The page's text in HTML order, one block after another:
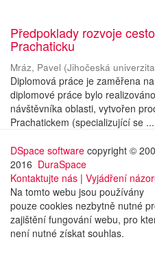
Předpoklady rozvoje
Prachaticku
Mráz, Pavel (Jihočeská univerzita
Diplomová práce je zaměřena
diplomové práce bylo
návštěvníka oblasti, vytvořen
Prachatickem (specializující se ...
DSpace software copyright ©
2016 DuraSpace
Kontaktujte nás | Vyjádření
Na tomto webu jsou používány
pouze cookies nezbytně nutné
zajištění fungování webu, pro
není nutné získat souhlas.